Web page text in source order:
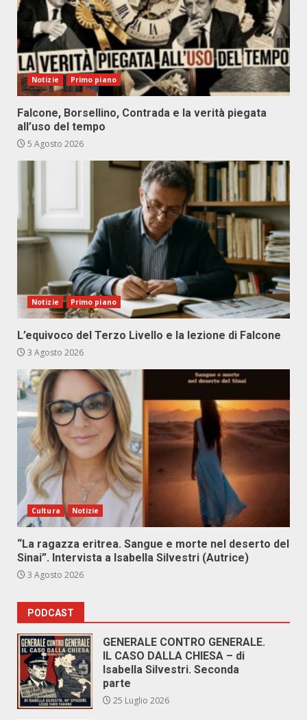
Notizie Primo piano
Falcone, Borsellino, Contrada e la verità piegata
all’uso del tempo
5 Agosto 2026
Notizie Primo piano
L’equivoco del Terzo Livello e la lezione di Falcone
3 Agosto 2026
Cultura Notizie
“La ragazza eritrea. Sangue e morte nel deserto del
Sinai”. Intervista a Isabella Silvestri (Autrice)
3 Agosto 2026
PODCAST
GENERALE CONTRO GENERALE.
IL CASO DALLA CHIESA – di
Isabella Silvestri. Seconda
parte
25 Luglio 2026